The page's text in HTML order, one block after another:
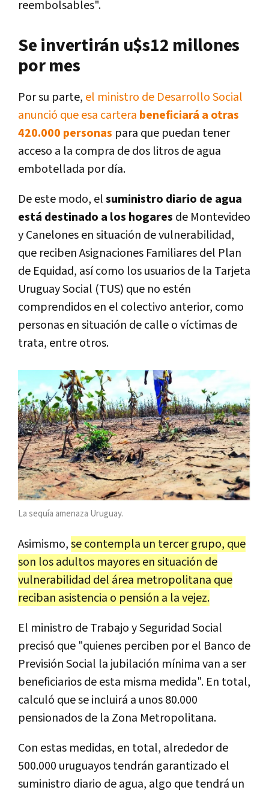
reembolsables".
Se invertirán u$s12 millones
por mes
Por su parte, el ministro de Desarrollo Social
anunció que esa cartera beneficiará a otras
420.000 personas para que puedan tener
acceso a la compra de dos litros de agua
embotellada por día.
De este modo, elsuministro diario de agua
está destinado a los hogares de Montevideo
y Canelones en situación de vulnerabilidad,
que reciben Asignaciones Familiares del Plan
de Equidad, así como los usuarios de la Tarjeta
Uruguay Social (TUS) que no estén
comprendidos en el colectivo anterior, como
personas en situación de calle o víctimas de
trata, entre otros.
La sequía amenaza Uruguay.
Asimismo,se contempla un tercer grupo, que
son los adultos mayores en situación de
vulnerabilidad del área metropolitana que
reciban asistencia o pensión a la vejez.
El ministro de Trabajo y Seguridad Social
precisó que "quienes perciben por el Banco de
Previsión Social la jubilación mínima van a ser
beneficiarios de esta misma medida". En total,
calculó que se incluirá a unos 80.000
pensionados de la Zona Metropolitana.
Con estas medidas, en total, alrededor de
500.000 uruguayos tendrán garantizado el
suministro diario de agua, algo que tendrá un